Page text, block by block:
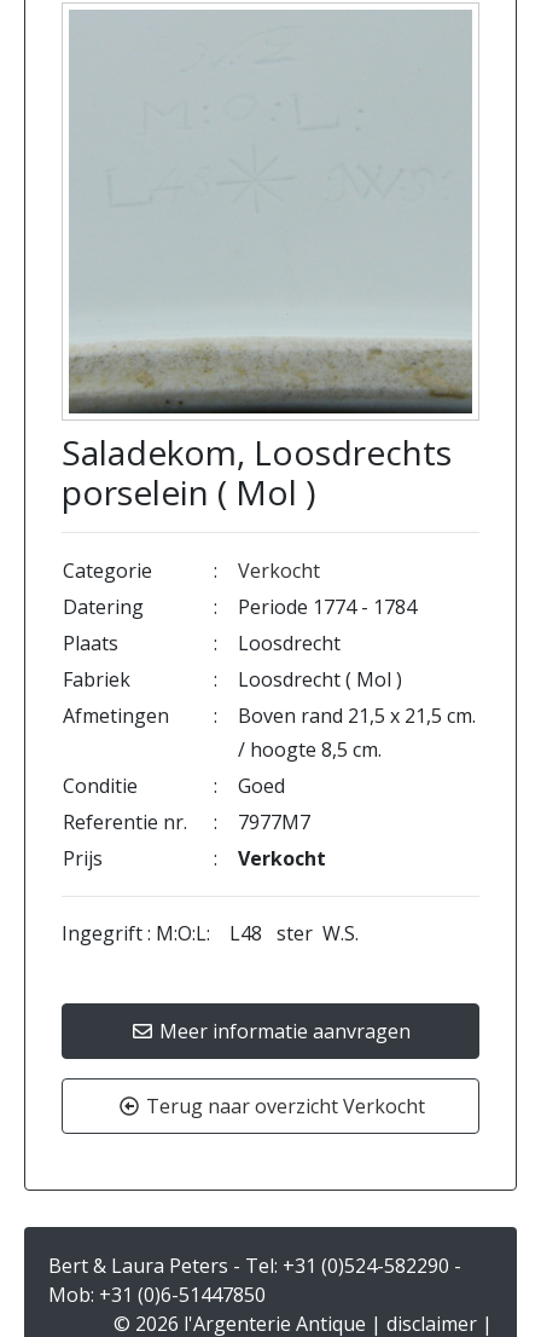
Saladekom, Loosdrechts
porselein ( Mol )
Categorie :
Verkocht
Datering
:
Periode 1774 - 1784
Plaats
:
Loosdrecht
Fabriek
:
Loosdrecht ( Mol )
Afmetingen
:
Boven rand 21,5 x 21,5 cm.
/ hoogte 8,5 cm.
Conditie
:
Goed
Referentie nr.
:
7977M7
Prijs
: Verkocht
Ingegrift : M:O:L: L48 ster W.S.
Meer informatie aanvragen
Terug naar overzicht Verkocht
Bert & Laura Peters - Tel: +31 (0)524-582290 -
Mob: +31 (0)6-51447850
© 2026 l'Argenterie Antique | disclaimer |